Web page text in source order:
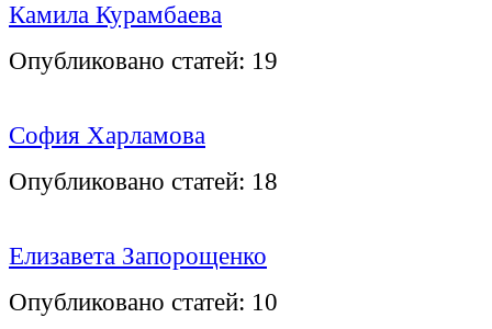
Камила Курамбаева
Опубликовано статей: 19
София Харламова
Опубликовано статей: 18
Елизавета Запорощенко
Опубликовано статей: 10